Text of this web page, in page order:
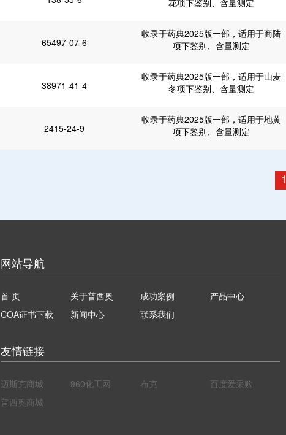
花项下鉴别、含量测定
65497-07-6
收录于药典2025版一部，适用于商陆
项下鉴别、含量测定
38971-41-4
收录于药典2025版一部，适用于山麦
冬项下鉴别、含量测定
2415-24-9
收录于药典2025版一部，适用于地黄
项下鉴别、含量测定
1
网站导航
首 页 关于普西奥 成功案例
产品中心
COA证书下载
新闻中心 联系我们
友情链接
迈斯克商城 960化工网 布克
百度爱采购
普西奥商城